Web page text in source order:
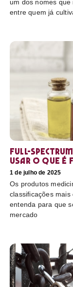
um dos nomes
entre quem já
Full-
usar O que é
1 de julho de 2025
Os produtos
classificações mais
entenda para que
mercado